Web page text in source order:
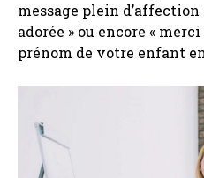
message plein
adorée » ou encore «
prénom de votre enfant